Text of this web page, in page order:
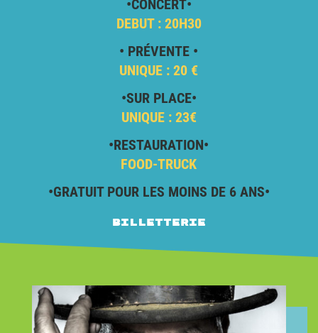
•CONCERT•
DEBUT : 20H30
• PRÉVENTE •
UNIQUE : 20 €
•SUR PLACE•
UNIQUE : 23€
•RESTAURATION•
FOOD-TRUCK
•GRATUIT POUR LES MOINS DE 6 ANS•
Billetterie